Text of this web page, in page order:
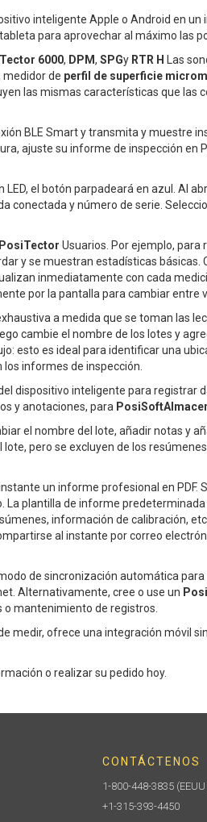
inteligente Apple o Android en
para aprovechar al máximo las
6000, DPM, SPGy RTR H Las
medidor de perfil de superficie
las mismas características que las
BLE Smart y transmita y muestre
ajuste su informe de inspección en
el botón parpadeará en azul. Al
conectada y número de serie.
PosiTector Usuarios. Por ejemplo, para
y se muestran estadísticas
inmediatamente con cada
por la pantalla para cambiar entre
a medida que se toman las
cambie el nombre de los lotes y
esto es ideal para identificar una
informes de inspección.
dispositivo inteligente para registrar
y anotaciones, para
el nombre del lote, añadir notas y
pero se excluyen de los
un informe profesional en
plantilla de informe
información de calibración,
al instante por correo
de sincronización automática
Alternativamente, cree o use un
o mantenimiento de registros.
medir, ofrece una integración móvil
o realizar su pedido hoy.
CONTÁCTENOS
1-800-448-3835
+1-315-393-4450